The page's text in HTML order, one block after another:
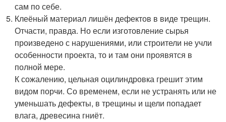
сам по себе.
Клеёный материал лишён дефектов в виде трещин.
Отчасти, правда. Но если изготовление сырья
произведено с нарушениями, или строители не учли
особенности проекта, то и там они проявятся в
полной мере.
К сожалению, цельная оцилиндровка грешит этим
видом порчи. Со временем, если не устранять или не
уменьшать дефекты, в трещины и щели попадает
влага, древесина гниёт.